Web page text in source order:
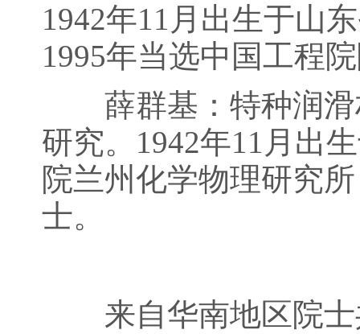
1942年11月出生于山
1995年当选中国工程
薛群基：特种润滑
研究。1942年11月出
院兰州化学物理研究
士。
来自华南地区院士